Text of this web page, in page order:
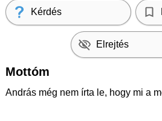
Kérdés
Elrejtés
Mottóm
András még nem írta le, hogy mi a